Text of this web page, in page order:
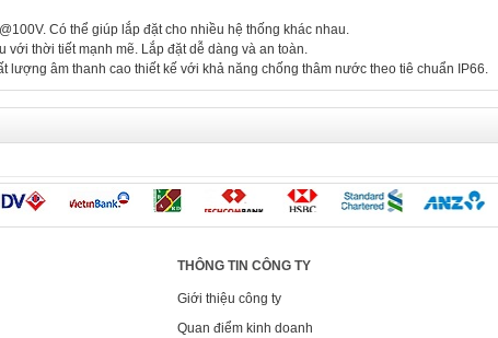
Có thể giúp lắp đặt cho nhiều hệ thống khác nhau.
thời tiết mạnh mẽ. Lắp đặt dễ dàng và an toàn.
âm thanh cao thiết kế với khả năng chống thâm nước theo tiê chuẩn IP66.
THÔNG TIN CÔNG TY
Giới thiệu công ty
Quan điểm kinh doanh